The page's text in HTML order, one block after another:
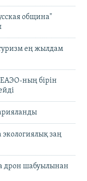
община"
ең жылдам
ның бірін
экологиялық заң
дрон шабуылынан